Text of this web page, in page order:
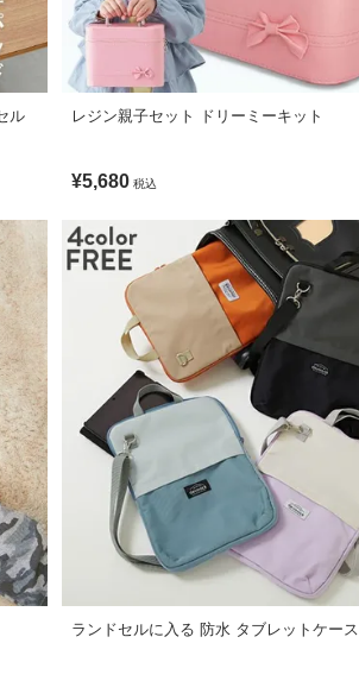
ル
レジン親子セット ドリーミーキット
¥5,680 税込
ランドセルに入る 防水 タブレットケース